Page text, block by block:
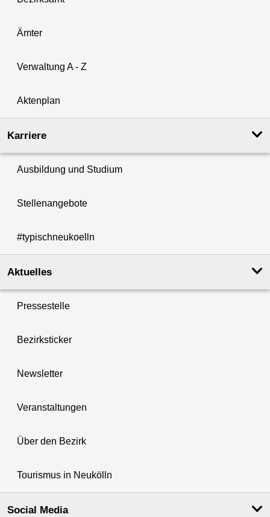
Ämter
Verwaltung A - Z
Aktenplan
Karriere
Ausbildung und Studium
Stellenangebote
#typischneukoelln
Aktuelles
Pressestelle
Bezirksticker
Newsletter
Veranstaltungen
Über den Bezirk
Tourismus in Neukölln
Social Media